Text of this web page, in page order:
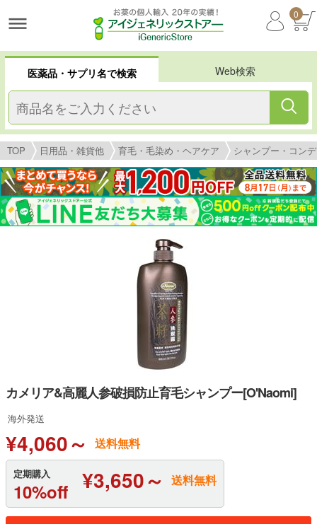
0
医薬品・サプリ名で検索 Web検索
TOP 日用品・雑貨他 育毛・毛染め・ヘアケア シャンプー・コン
カメリア&高麗人参破損防止育毛シャンプー[O'Naomi]
海外発送
¥4,060～ 送料無料
定期購入
10%off ¥3,650～ 送料無料